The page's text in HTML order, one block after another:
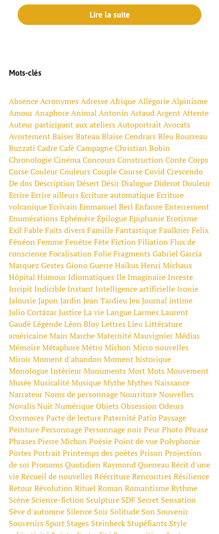
Lire la suite
Mots-clés
AbsenceAcronymesAdresseAfriqueAllégorieAlpinisme
AmourAnaphoreAnimal Antonin ArtaudArgentAttente
Auteur participant aux ateliersAutoportraitAvocats
AvortementBaiserBateauBlaise CendrarsBleuBourreau
Buzzati CadreCafèCampagneChristian Bobin
ChronologieCinémaConcoursConstruction ConteCorps
CorseCouleurCouleursCoupleCourseCovidCrescendo
De dosDescription DésertDésirDialogueDiderotDouleur
EcrireEcrire ailleursEcriture automatiqueEcriture
volcaniqueEcrivain Emmanuel Berl EnfanceEnterrement
EnumérationsEphémèreÉpilogueEpiphanieErotisme
Exil FableFaits diversFamilleFantastiqueFaulknerFelix
Fénéon FemmeFenêtreFêteFiction Filiation Flux de
conscienceFocalisation FolieFragmentsGabriel Garcia
Marquez GestesGionoGuerreHaïkusHenri Michaux
Hôpital HumourIdiomatiquesIleImaginaireInceste
IncipitIndicibleInstantIntelligence artificielleIronie
JalousieJapon Jardin Jean TardieuJeuJournal intime
Julio CortázarJusticeLa vieLangueLarmesLaurent
GaudéLégendeLéon BloyLettresLieuLittérature
américaineMain MarcheMaternitéMauvignierMédias
MémoireMétaphoreMétroMichon Micro nouvelles
MiroirMoment d'abandon Moment historique
Monologue IntérieurMonumentsMortMotsMouvement
MuséeMusicalitéMusiqueMytheMythesNaissance
NarrateurNoms de personnageNourritureNouvelles
NovalisNuitNumériqueObjetsObsession Odeurs
OxymoresPacte de lecturePaternitéPatioPaysage
PeinturePersonnagePersonnage noirPeurPhotoPhrase
PhrasesPierre Michon PoésiePoint de vuePolyphonie
PortesPortraitPrintemps des poètesPrison Projection
de soi PronomsQuotidien Raymond QueneauRécit d'une
vieRecueil de nouvellesRéécritureRencontresRésilience
RetourRévolution Rituel Roman RomantismeRythme
Scène Science-fiction Sculpture SDF Secret Sensation
Sève d'automne Silence Soir Solitude Son Souvenir
Souvenirs Sport Stages Steinbeck Stupéfiants Style